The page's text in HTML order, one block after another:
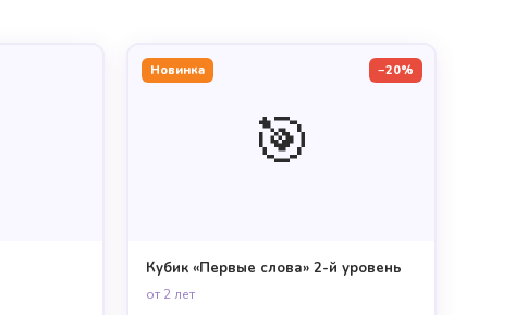
🎯
Новинка −20%
Кубик «Первые слова» 2-й уровень
от 2 лет